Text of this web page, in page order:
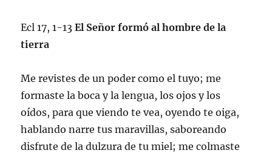
Ecl 17, 1-13El Señor formó al hombre de la
tierra
Me revistes de un poder como el tuyo; me
formaste la boca y la lengua, los ojos y los
oídos, para que viendo te vea, oyendo te oiga,
hablando narre tus maravillas, saboreando
disfrute de la dulzura de tu miel; me colmaste